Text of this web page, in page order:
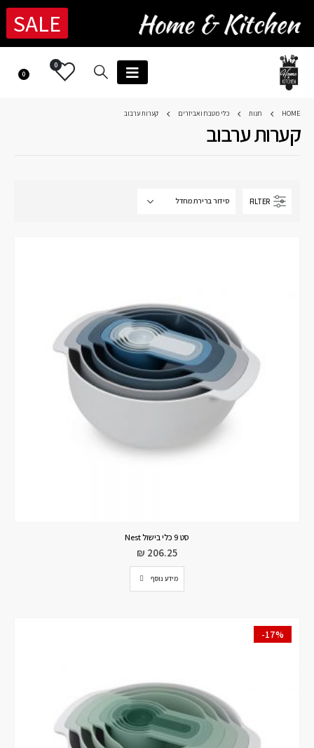
SALE
0
0
HOME חנות כלי מטבח ואביזרים קערות ערבוב
קערות ערבוב
FILTER
סט 9 כלי בישול Nest
₪ 206.25
מידע נוסף
-17%